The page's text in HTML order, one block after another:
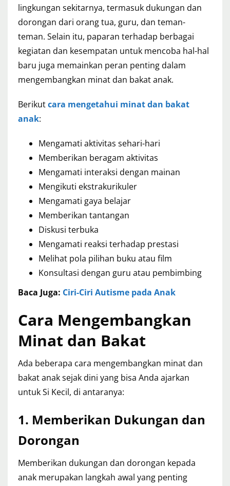
lingkungan sekitarnya, termasuk dukungan dan
dorongan dari orang tua, guru, dan teman-
teman. Selain itu, paparan terhadap berbagai
kegiatan dan kesempatan untuk mencoba hal-hal
baru juga memainkan peran penting dalam
mengembangkan minat dan bakat anak.
Berikutcara mengetahui minat dan bakat
anak:
Mengamati aktivitas sehari-hari
Memberikan beragam aktivitas
Mengamati interaksi dengan mainan
Mengikuti ekstrakurikuler
Mengamati gaya belajar
Memberikan tantangan
Diskusi terbuka
Mengamati reaksi terhadap prestasi
Melihat pola pilihan buku atau film
Konsultasi dengan guru atau pembimbing
Baca Juga: Ciri-Ciri Autisme pada Anak
Cara Mengembangkan
Minat dan Bakat
Ada beberapa cara mengembangkan minat dan
bakat anak sejak dini yang bisa Anda ajarkan
untuk Si Kecil, di antaranya:
1. Memberikan Dukungan dan
Dorongan
Memberikan dukungan dan dorongan kepada
anak merupakan langkah awal yang penting